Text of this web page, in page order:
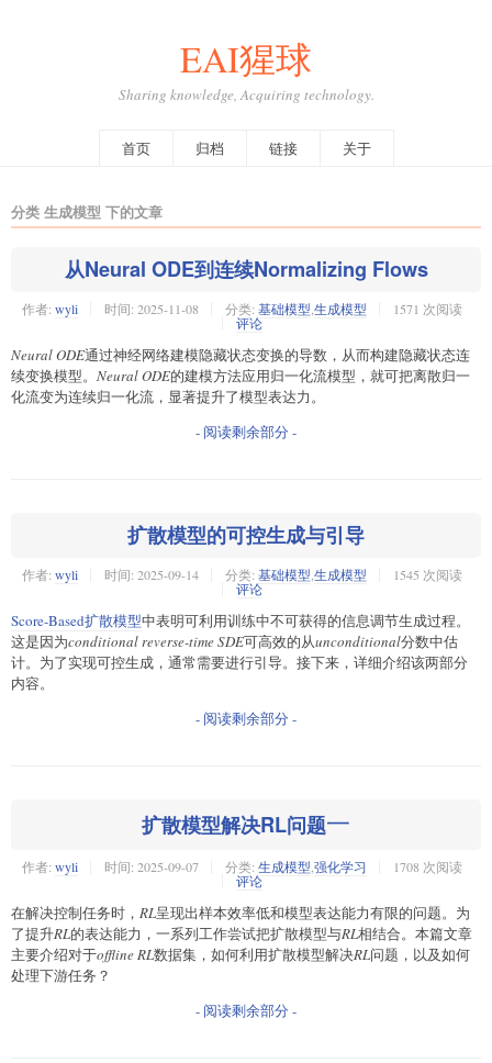
EAI猩球
Sharing knowledge, Acquiring technology.
首页 归档 链接 关于
分类 生成模型 下的文章
从Neural ODE到连续Normalizing Flows
作者: wyli 时间: 2025-11-08 分类: 基础模型 生成模型
1571 次阅读
评论
Neural ODE通过神经网络建模隐藏状态变换的导数，从而构建隐藏状态连
续变换模型。 Neural ODE的建模方法应用归一化流模型，就可把离散归一
化流变为连续归一化流，显著提升了模型表达力。
- 阅读剩余部分 -
扩散模型的可控生成与引导
作者: wyli 时间: 2025-09-14 分类: 基础模型 生成模型
1545 次阅读
评论
Score-Based扩散模型中表明可利用训练中不可获得的信息调节生成过程。
这是因为conditional reverse-time SDE可高效的从unconditional分数中估
计。为了实现可控生成，通常需要进行引导。接下来，详细介绍该两部分
内容。
- 阅读剩余部分 -
扩散模型解决RL问题一
一
作者: wyli 时间: 2025-09-07 分类: 生成模型 强化学习
1708 次阅读
评论
在解决控制任务时， RL呈现出样本效率低和模型表达能力有限的问题。为
了提升RL的表达能力，一系列工作尝试把扩散模型与RL相结合。本篇文章
主要介绍对于offline RL数据集，如何利用扩散模型解决RL问题，以及如何
处理下游任务？
- 阅读剩余部分 -